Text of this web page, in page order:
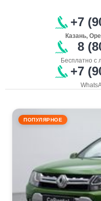
+7
Казань,
8
Бесплатно с
+7
ПОПУЛЯРНОЕ